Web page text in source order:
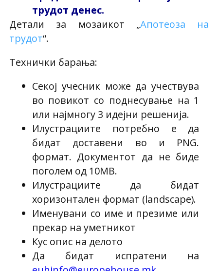
трудот денес.
Детали за мозаикот „Апотеоза на
трудот“.
Технички барања:
Секој учесник може да учествува
во повикот со поднесување на 1
или најмногу 3 идејни решенија.
Илустрациите потребно е да
бидат доставени во и PNG.
формат. Документот да не биде
поголем од 10MB.
Илустрациите да бидат
хоризонтален формат (landscape).
Именувани со име и презиме или
прекар на уметникот
Кус опис на делото
Да бидат испратени на